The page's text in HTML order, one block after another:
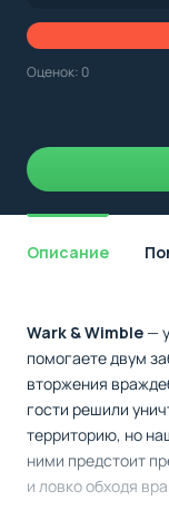
Оценок: 0
Описание
Wark & Wimble—
помогаете двум
вторжения
гости решили
территорию, но
ними предстоит
и ловко обходя